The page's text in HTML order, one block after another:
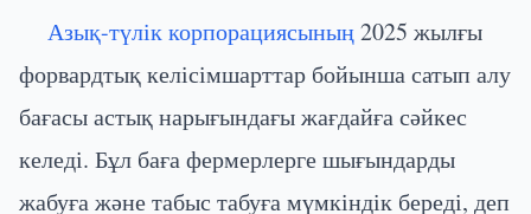
Азық-түлік корпорациясының2025 жылғы
форвардтық келісімшарттар бойынша сатып алу
бағасы астық нарығындағы жағдайға сәйкес
келеді. Бұл баға фермерлерге шығындарды
жабуға және табыс табуға мүмкіндік береді, деп